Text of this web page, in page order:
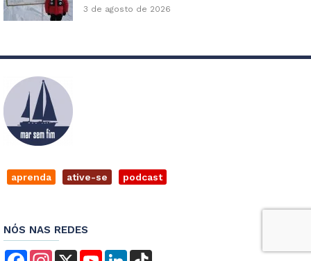
3 de agosto de 2026
aprenda ative-se podcast
NÓS NAS REDES
FacebookInstagram
X YouTubeLinkedIn